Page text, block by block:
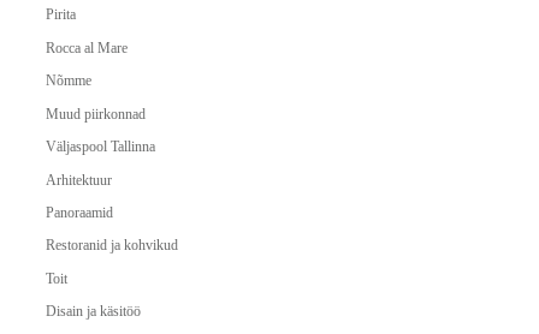
Pirita
Rocca al Mare
Nõmme
Muud piirkonnad
Väljaspool Tallinna
Arhitektuur
Panoraamid
Restoranid ja kohvikud
Toit
Disain ja käsitöö